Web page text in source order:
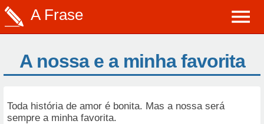
A Frase
A nossa e a minha favorita
Toda história de amor é bonita. Mas a nossa será
sempre a minha favorita.